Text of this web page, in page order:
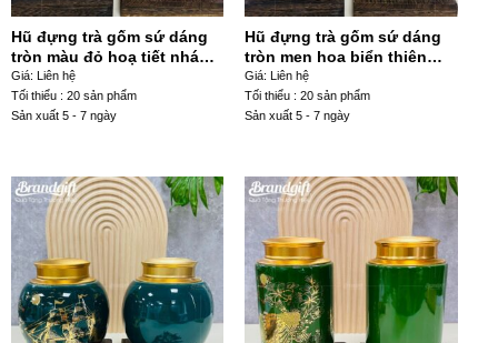
Hũ đựng trà gốm sứ dáng
tròn màu đỏ hoạ tiết nhánh
đào HDT- 09
Giá: Liên hệ
Tối thiểu : 20 sản phẩm
Sản xuất 5 - 7 ngày
Hũ đựng trà gốm sứ dáng
tròn men hoa biển thiên
xanh lá hoạ tiết thuận
buồm xuôi gió HDT-15
Giá: Liên hệ
Tối thiểu : 20 sản phẩm
Sản xuất 5 - 7 ngày